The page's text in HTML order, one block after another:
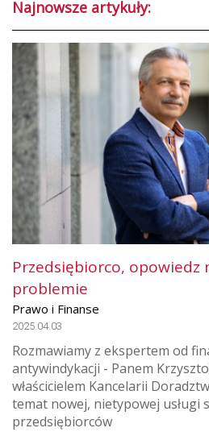
Najnowsze artykuły:
Przedsiębiorco, opowiedz
problemie
Prawo i Finanse
2025.04.03
Rozmawiamy z ekspertem od
antywindykacji - Panem
właścicielem Kancelarii
temat nowej, nietypowej usługi
przedsiębiorców